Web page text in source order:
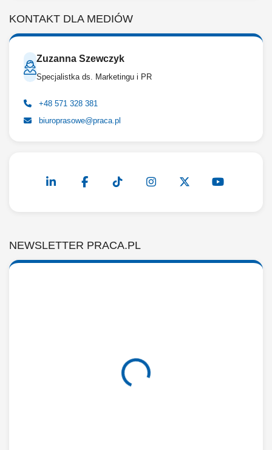
KONTAKT DLA MEDIÓW
Zuzanna Szewczyk
Specjalistka ds. Marketingu i PR
+48 571 328 381
biuroprasowe@praca.pl
NEWSLETTER PRACA.PL